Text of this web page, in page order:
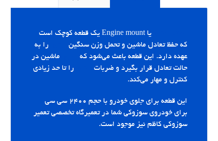
یا Engine mount یک قطعه کوچک است
که حفظ تعادل ماشین و تحمل وزن سنگین
را به
عهده دارد. این قطعه باعث می‌شود که
ماشین در
حالت تعادل قرار بگیرد و ضربات
را تا حد زیادی
کنترل و مهار می‌کند.
این قطعه برای جلوی خودرو با حجم ۲۴۰۰ سی سی
برای خودروی سوزوکی شما در تعمیرگاه تخصصی تعمیر
سوزوکی کاظم نیز موجود است.